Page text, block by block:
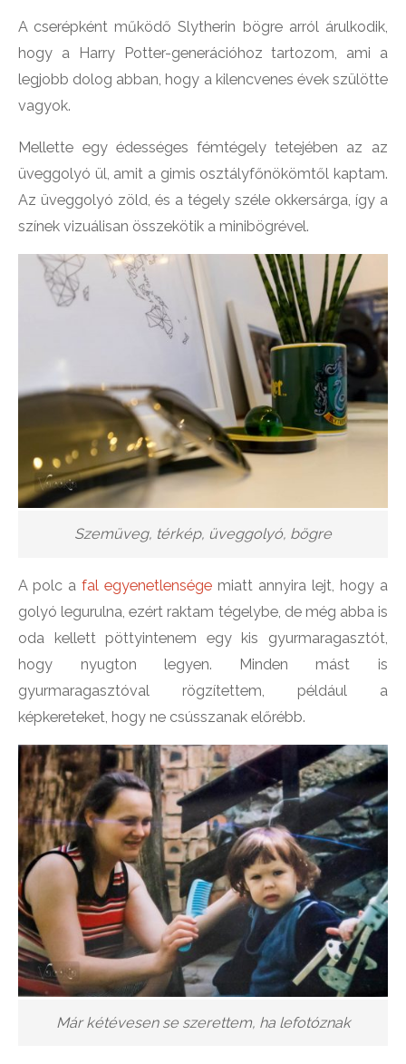
A cserépként működő Slytherin bögre arról árulkodik,
hogy a Harry Potter-generációhoz tartozom, ami a
legjobb dolog abban, hogy a kilencvenes évek szülötte
vagyok.
Mellette egy édességes fémtégely tetejében az az
üveggolyó ül, amit a gimis osztályfőnökömtől kaptam.
Az üveggolyó zöld, és a tégely széle okkersárga, így a
színek vizuálisan összekötik a minibögrével.
Szemüveg, térkép, üveggolyó, bögre
A polc afal egyenetlensége miatt annyira lejt, hogy a
golyó legurulna, ezért raktam tégelybe, de még abba is
oda kellett pöttyintenem egy kis gyurmaragasztót,
hogy nyugton legyen. Minden mást is
gyurmaragasztóval rögzítettem, például a
képkereteket, hogy ne csússzanak előrébb.
Már kétévesen se szerettem, ha lefotóznak